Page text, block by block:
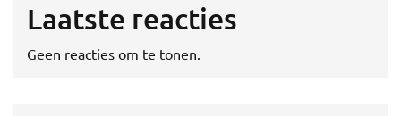
Laatste reacties
Geen reacties om te tonen.